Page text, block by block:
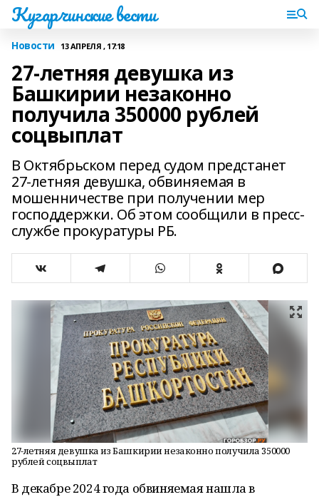
Кугарчинские вести
Новости 13 АПРЕЛЯ , 17:18
27-летняя девушка из
Башкирии незаконно
получила 350000 рублей
соцвыплат
В Октябрьском перед судом предстанет
27-летняя девушка, обвиняемая в
мошенничестве при получении мер
господдержки. Об этом сообщили в пресс-
службе прокуратуры РБ.
27-летняя девушка из Башкирии незаконно получила 350000
рублей соцвыплат
В декабре 2024 года обвиняемая нашла в